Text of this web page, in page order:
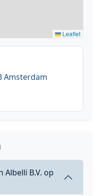
Leaflet
Amsterdam
Albelli B.V. op